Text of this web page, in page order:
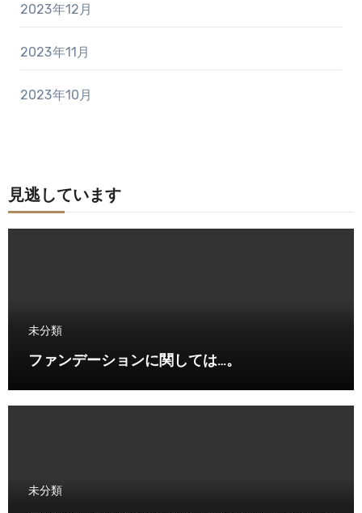
2023年12月
2023年11月
2023年10月
見逃しています
未分類
ファンデーションに関しては…。
未分類